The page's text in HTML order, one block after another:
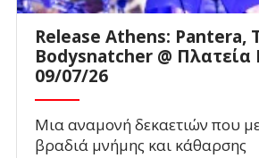
Release Athens: Pantera,
Bodysnatcher @ Πλατεία
09/07/26
Μια αναμονή δεκαετιών που
βραδιά μνήμης και κάθαρσης